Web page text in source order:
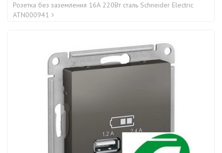
Розетка без заземления 16А 220Вт сталь Schneider Electric
ATN000941